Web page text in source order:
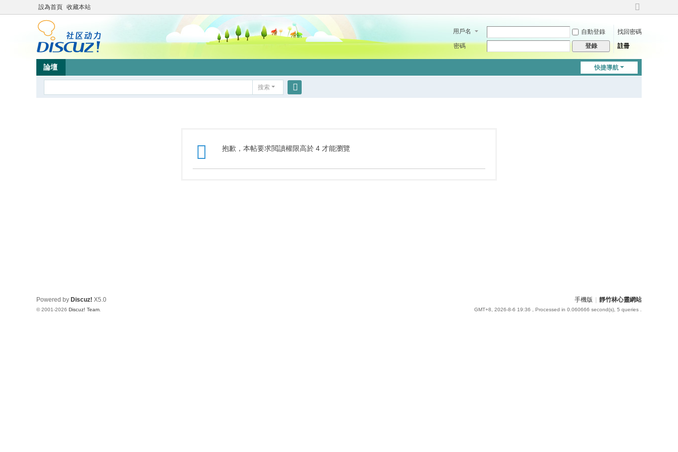
設為首頁 收藏本站
切
到
用戶名 自動登錄
找回密碼
密碼
登錄 註冊
快捷導航
論壇
搜索
抱歉，本帖要求閲讀權限高於 4 才能瀏覽
手機版 靜竹林心靈網站
GMT+8, 2026-8-6 19:36 , Processed in 0.060666 second(s), 5 queries .
Powered by Discuz! X5.0
© 2001-2026 Discuz! Team